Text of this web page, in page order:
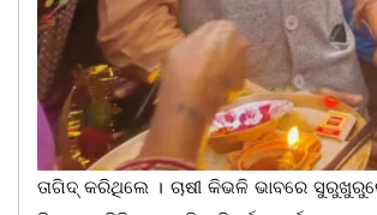
ତାଗିଦ୍ କରିଥିଲେ । ଚାଷୀ କିଭଳି ଭାବରେ